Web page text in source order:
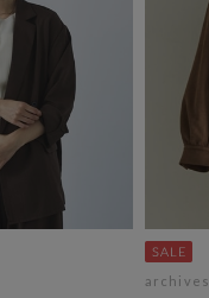
archives